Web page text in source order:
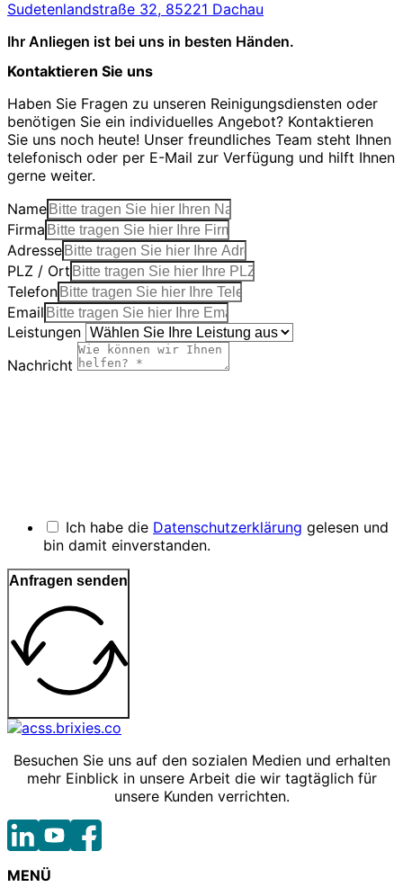
Sudetenlandstraße 32, 85221 Dachau
Ihr Anliegen ist bei uns in besten Händen.
Kontaktieren Sie uns
Haben Sie Fragen zu unseren Reinigungsdiensten oder
benötigen Sie ein individuelles Angebot? Kontaktieren
Sie uns noch heute! Unser freundliches Team steht Ihnen
telefonisch oder per E-Mail zur Verfügung und hilft Ihnen
gerne weiter.
Name
Firma
Adresse
PLZ / Ort
Telefon
Email
Leistungen
Nachricht
Ich habe die Datenschutzerklärung gelesen und
bin damit einverstanden.
Anfragen senden
Besuchen Sie uns auf den sozialen Medien und erhalten
mehr Einblick in unsere Arbeit die wir tagtäglich für
unsere Kunden verrichten.
MENÜ